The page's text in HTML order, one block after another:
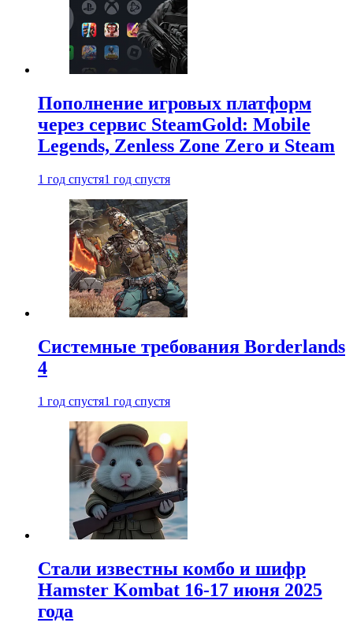
Пополнение игровых платформ
через сервис SteamGold: Mobile
Legends, Zenless Zone Zero и Steam
1 год спустя1 год спустя
Системные требования Borderlands
4
1 год спустя1 год спустя
Стали известны комбо и шифр
Hamster Kombat 16-17 июня 2025
года